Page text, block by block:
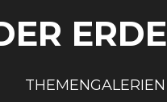
ERDE
THEMENGALERIEN